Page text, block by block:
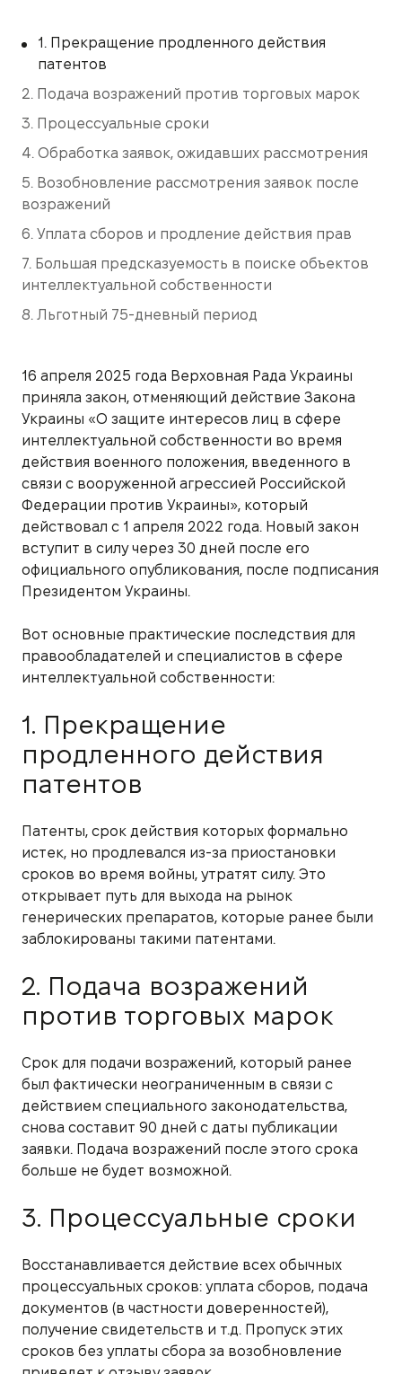
1. Прекращение продленного действия
патентов
2. Подача возражений против торговых марок
3. Процессуальные сроки
4. Обработка заявок, ожидавших рассмотрения
5. Возобновление рассмотрения заявок после
возражений
6. Уплата сборов и продление действия прав
7. Большая предсказуемость в поиске объектов
интеллектуальной собственности
8. Льготный 75-дневный период
16 апреля 2025 года Верховная Рада Украины
приняла закон, отменяющий действие Закона
Украины «О защите интересов лиц в сфере
интеллектуальной собственности во время
действия военного положения, введенного в
связи с вооруженной агрессией Российской
Федерации против Украины», который
действовал с 1 апреля 2022 года. Новый закон
вступит в силу через 30 дней после его
официального опубликования, после подписания
Президентом Украины.
Вот основные практические последствия для
правообладателей и специалистов в сфере
интеллектуальной собственности:
1. Прекращение
продленного действия
патентов
Патенты, срок действия которых формально
истек, но продлевался из-за приостановки
сроков во время войны, утратят силу. Это
открывает путь для выхода на рынок
генерических препаратов, которые ранее были
заблокированы такими патентами.
2. Подача возражений
против торговых марок
Срок для подачи возражений, который ранее
был фактически неограниченным в связи с
действием специального законодательства,
снова составит 90 дней с даты публикации
заявки. Подача возражений после этого срока
больше не будет возможной.
3. Процессуальные сроки
Восстанавливается действие всех обычных
процессуальных сроков: уплата сборов, подача
документов (в частности доверенностей),
получение свидетельств и т.д. Пропуск этих
сроков без уплаты сбора за возобновление